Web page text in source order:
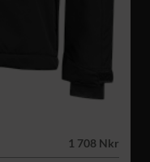
1 708 Nkr